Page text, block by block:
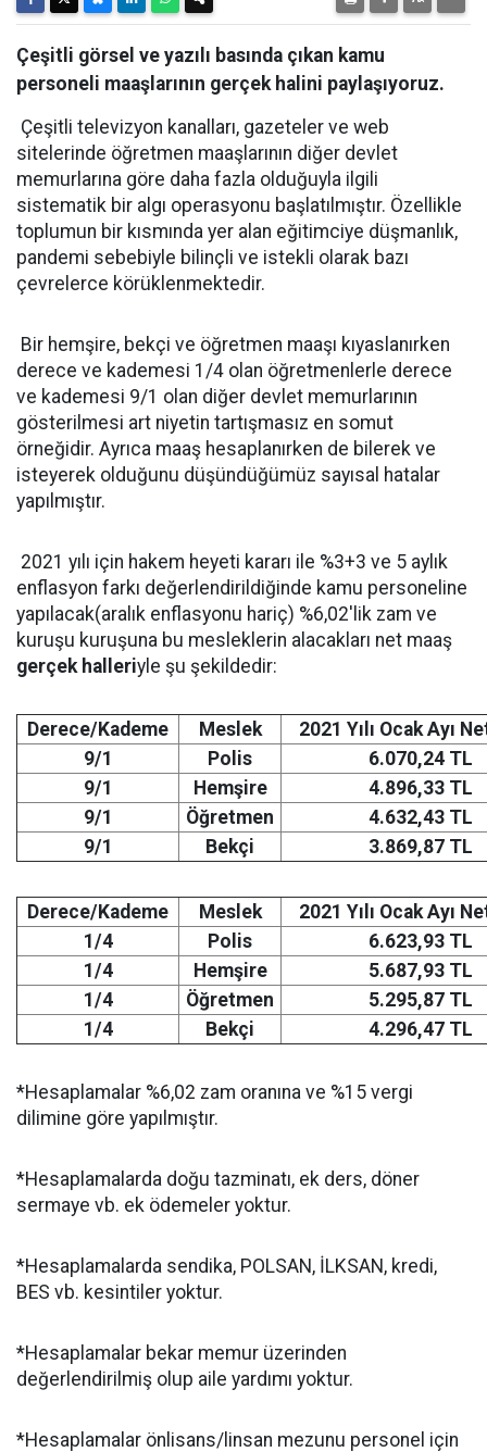
Çeşitli görsel ve yazılı basında çıkan kamu
personeli maaşlarının gerçek halini paylaşıyoruz.
Çeşitli televizyon kanalları, gazeteler ve web
sitelerinde öğretmen maaşlarının diğer devlet
memurlarına göre daha fazla olduğuyla ilgili
sistematik bir algı operasyonu başlatılmıştır. Özellikle
toplumun bir kısmında yer alan eğitimciye düşmanlık,
pandemi sebebiyle bilinçli ve istekli olarak bazı
çevrelerce körüklenmektedir.
Bir hemşire, bekçi ve öğretmen maaşı kıyaslanırken
derece ve kademesi 1/4 olan öğretmenlerle derece
ve kademesi 9/1 olan diğer devlet memurlarının
gösterilmesi art niyetin tartışmasız en somut
örneğidir. Ayrıca maaş hesaplanırken de bilerek ve
isteyerek olduğunu düşündüğümüz sayısal hatalar
yapılmıştır.
2021 yılı için hakem heyeti kararı ile %3+3 ve 5 aylık
enflasyon farkı değerlendirildiğinde kamu personeline
yapılacak(aralık enflasyonu hariç) %6,02'lik zam ve
kuruşu kuruşuna bu mesleklerin alacakları net maaş
gerçek halleriyle şu şekildedir:
Derece/Kademe Meslek
2021 Yılı Ocak Ayı
9/1
Polis
6.070,24 TL
9/1
Hemşire
4.896,33 TL
9/1
Öğretmen
4.632,43 TL
9/1
Bekçi 3.869,87 TL
Derece/Kademe Meslek
2021 Yılı Ocak Ayı
1/4
Polis
6.623,93 TL
1/4
Hemşire
5.687,93 TL
1/4
Öğretmen
5.295,87 TL
1/4
Bekçi 4.296,47 TL
*Hesaplamalar %6,02 zam oranına ve %15 vergi
dilimine göre yapılmıştır.
*Hesaplamalarda doğu tazminatı, ek ders, döner
sermaye vb. ek ödemeler yoktur.
*Hesaplamalarda sendika, POLSAN, İLKSAN, kredi,
BES vb. kesintiler yoktur.
*Hesaplamalar bekar memur üzerinden
değerlendirilmiş olup aile yardımı yoktur.
*Hesaplamalar önlisans/linsan mezunu personel için